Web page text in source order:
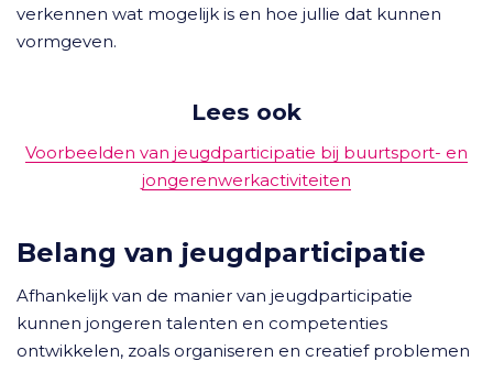
verkennen wat mogelijk is en hoe jullie dat kunnen
vormgeven.
Lees ook
Voorbeelden van jeugdparticipatie bij buurtsport- en
jongerenwerkactiviteiten
Belang van jeugdparticipatie
Afhankelijk van de manier van jeugdparticipatie
kunnen jongeren talenten en competenties
ontwikkelen, zoals organiseren en creatief problemen